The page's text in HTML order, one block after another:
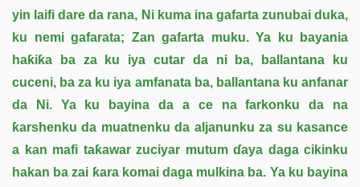
yin laifi dare da rana, Ni kuma ina gafarta zunubai duka,
ku nemi gafarata; Zan gafarta muku. Ya ku bayania
haƙiƙa ba za ku iya cutar da ni ba, ballantana ku
cuceni, ba za ku iya amfanata ba, ballantana ku anfanar
da Ni. Ya ku bayina da a ce na farkonku da na
ƙarshenku da muatnenku da aljanunku za su kasance
a kan mafi taƙawar zuciyar mutum ɗaya daga cikinku
hakan ba zai ƙara komai daga mulkina ba. Ya ku bayina